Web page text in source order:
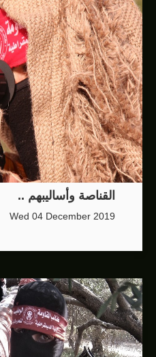
القناصة وأساليبهم ..
Wed 04 December 2019